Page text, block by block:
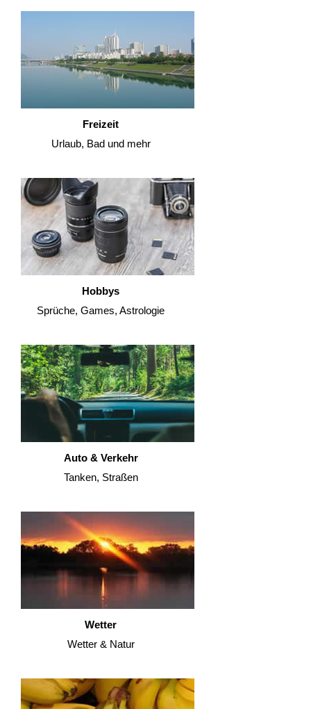
Freizeit
Urlaub, Bad und mehr
Hobbys
Sprüche, Games, Astrologie
Auto & Verkehr
Tanken, Straßen
Wetter
Wetter & Natur